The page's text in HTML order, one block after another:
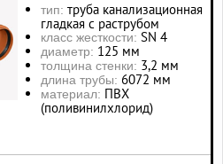
тип: труба канализационная
гладкая с раструбом
класс жесткости: SN 4
диаметр: 125 мм
толщина стенки: 3,2 мм
длина трубы: 6072 мм
материал: ПВХ
(поливинилхлорид)